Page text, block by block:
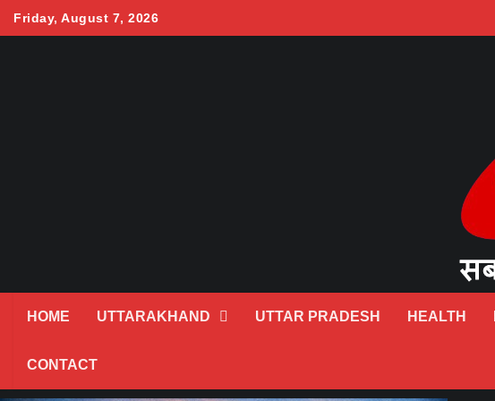
Friday, August 7, 2026
HOME UTTARAKHAND UTTAR PRADESH HEALTH
CONTACT